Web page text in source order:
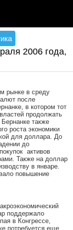
2006 года,
рынке в среду
после
в котором тот
продолжать
также
роста экономики
для доллара. До
до
активов
Также на доллар
в январе.
повышение
поддержало
в Конгрессе,
потребуется еще